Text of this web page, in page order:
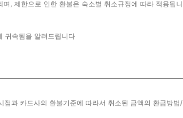
, 제한으로 인한 환불은 숙소별 취소규정에 따라 적용됩니
귀속됨을 알려드립니다
과 카드사의 환불기준에 따라서 취소된 금액의 환급방법/